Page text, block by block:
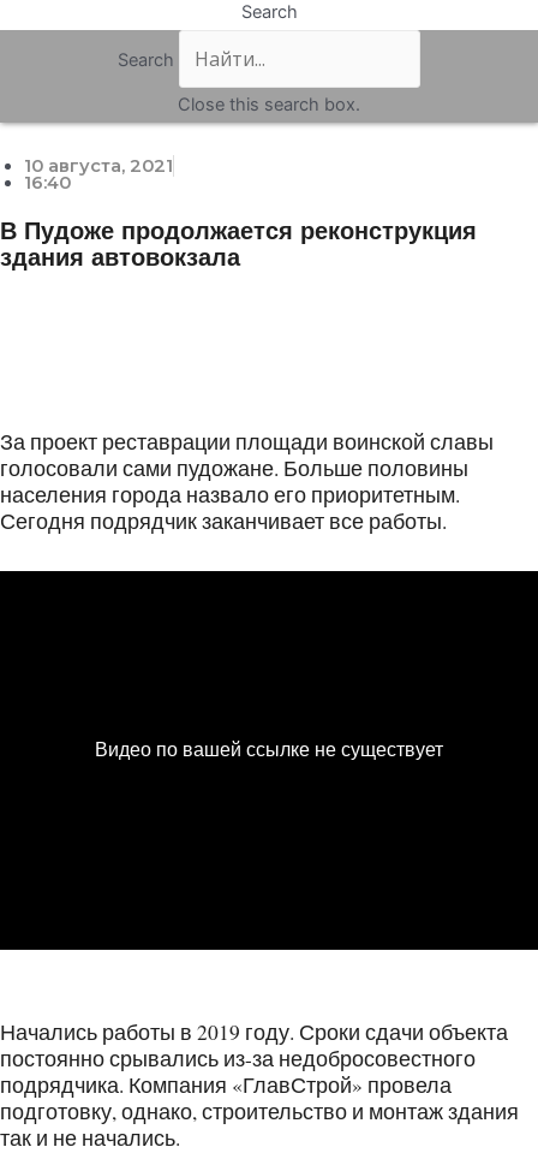
Search
Search
Close this search box.
10 августа, 2021
16:40
В Пудоже продолжается реконструкция
здания автовокзала
За проект реставрации площади воинской славы
голосовали сами пудожане. Больше половины
населения города назвало его приоритетным.
Сегодня подрядчик заканчивает все работы.
Начались работы в 2019 году. Сроки сдачи объекта
постоянно срывались из-за недобросовестного
подрядчика. Компания «ГлавСтрой» провела
подготовку, однако, строительство и монтаж здания
так и не начались.